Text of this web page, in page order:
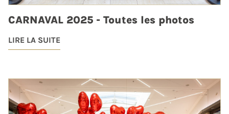
CARNAVAL 2025 - Toutes les photos
LIRE LA SUITE